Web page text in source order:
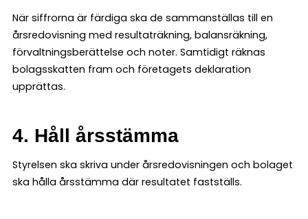
När siffrorna är färdiga ska de sammanställas till en
årsredovisning med resultaträkning, balansräkning,
förvaltningsberättelse och noter. Samtidigt räknas
bolagsskatten fram och företagets deklaration
upprättas.
4. Håll årsstämma
Styrelsen ska skriva under årsredovisningen och bolaget
ska hålla årsstämma där resultatet fastställs.